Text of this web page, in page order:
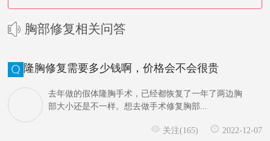
胸部修复相关问答
隆胸修复需要多少钱啊，价格会不会很贵
去年做的假体隆胸手术，已经都恢复了一年了两边胸
部大小还是不一样。想去做手术修复胸部...
关注(165) 2022-12-07